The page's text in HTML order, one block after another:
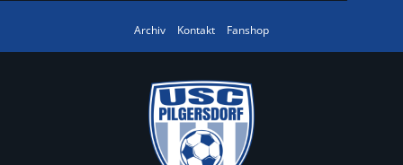
Archiv Kontakt Fanshop